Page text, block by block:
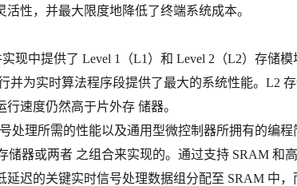
性，并最大限度地降低了终端系统成本。
现中提供了 Level 1（L1）和 Level 2（L2）存储
并为实时算法程序段提供了最大的系统性能。L2
速度仍然高于片外存 储器。
处理所需的性能以及通用型微控制器所拥有的编程
储器或两者 之组合来实现的。通过支持 SRAM 和
迟的关键实时信号处理数据组分配至 SRAM 中，